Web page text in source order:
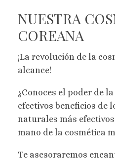
NUESTRA
COREANA
¡La revolución de la
alcance!
¿Conoces el poder de
efectivos beneficios de
naturales más
mano de la cosmética
Te asesoraremos